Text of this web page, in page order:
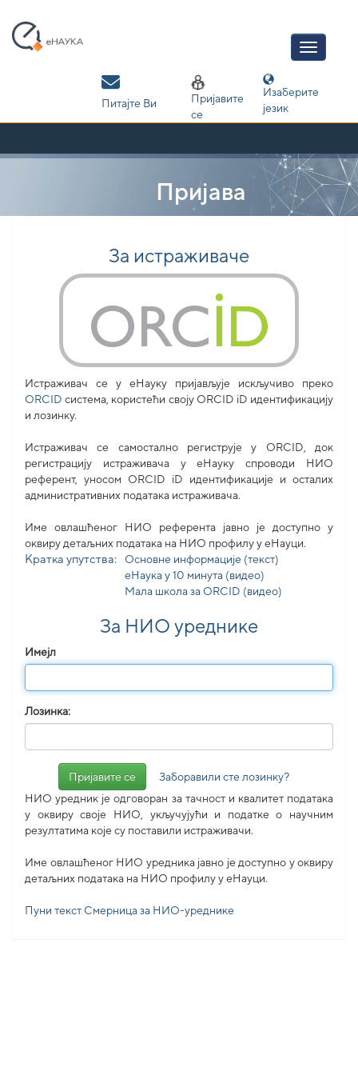
navigation
Питајте Ви
Пријавите
се
Изаберите
језик
Пријава
За истраживаче
Истраживач се у еНауку пријављује искључиво преко
ORCID система, користећи своjу ORCID iD идентификацију
и лозинку.
Истраживач се самостално региструје у ORCID, док
регистрацију истраживача у еНауку спроводи НИО
референт, уносом ORCID iD идентификације и осталих
административних података истраживача.
Име овлашћеног НИО референта јавно је доступно у
оквиру детаљних података на НИО профилу у еНауци.
Кратка упутства:
Основне информације (текст)
еНаука у 10 минута (видео)
Мала школа за ORCID (видео)
За НИО уреднике
Имејл
Лозинка:
Заборавили сте лозинку?
НИО уредник је одговоран за тачност и квалитет података
у оквиру своје НИО, укључујући и податке о научним
резултатима које су поставили истраживачи.
Име овлашћеног НИО уредника јавно је доступно у оквиру
детаљних података на НИО профилу у еНауци.
Пуни текст Смерница за НИО-уреднике